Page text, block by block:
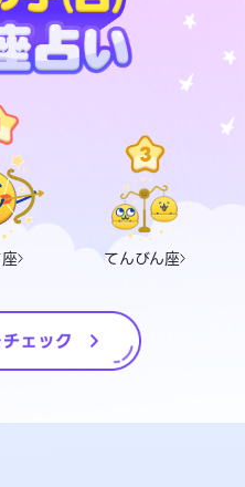
てんびん座